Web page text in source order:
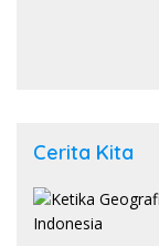
Cerita Kita